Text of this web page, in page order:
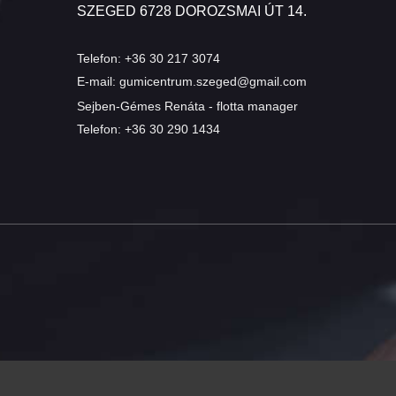
SZEGED 6728 DOROZSMAI ÚT 14.
Telefon: +36 30 217 3074
E-mail: gumicentrum.szeged@gmail.com
Sejben-Gémes Renáta - flotta manager
Telefon: +36 30 290 1434